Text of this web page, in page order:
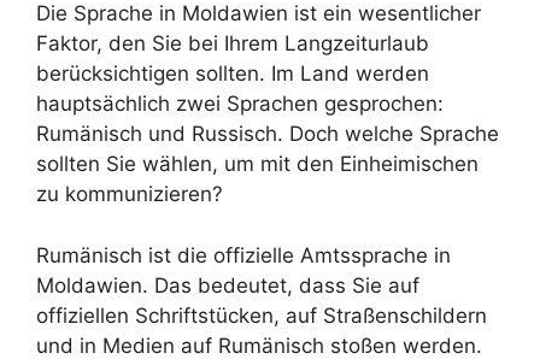
Die Sprache in Moldawien ist ein wesentlicher
Faktor, den Sie bei Ihrem Langzeiturlaub
berücksichtigen sollten. Im Land werden
hauptsächlich zwei Sprachen gesprochen:
Rumänisch und Russisch. Doch welche Sprache
sollten Sie wählen, um mit den Einheimischen
zu kommunizieren?
Rumänisch ist die offizielle Amtssprache in
Moldawien. Das bedeutet, dass Sie auf
offiziellen Schriftstücken, auf Straßenschildern
und in Medien auf Rumänisch stoßen werden.